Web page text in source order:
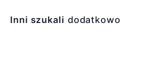
Inni szukali dodatkowo